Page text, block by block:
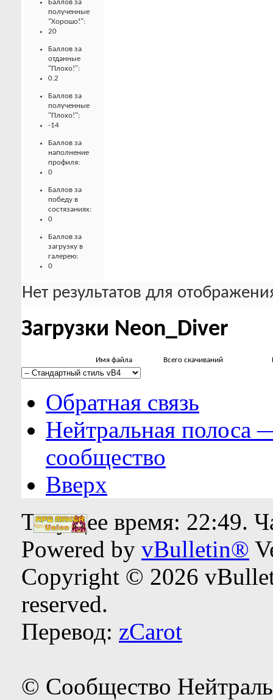
Баллов за
полученные
"Хорошо!":
20
Баллов за
отданные
"Плохо!":
0.2
Баллов за
полученные
"Плохо!":
-14
Баллов за
наполнение
профиля:
0
Баллов за
победу в
состязаниях:
0
Баллов за
загрузку в
галерею:
0
Нет результатов для
Загрузки Neon_Diver
Имя файла Всего скачиваний
Обратная связь
Нейтральная полоса
сообщество
Вверх
Текущее время: 22:49.
Powered by vBulletin®
Copyright © 2026
reserved.
Перевод: zCarot
© Сообщество